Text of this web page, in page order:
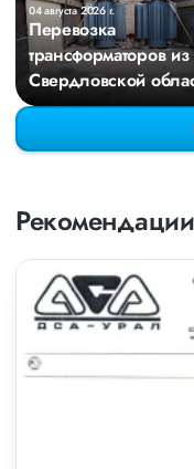
04 августа 2026 г.
Перевозка
трансформаторов из
Свердловской
Киров
Рекомендации